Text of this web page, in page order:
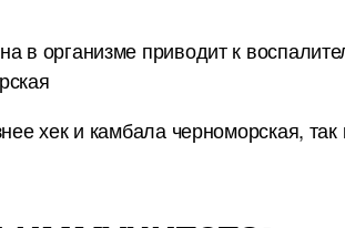
в организме приводит к
хек и камбала черноморская, так